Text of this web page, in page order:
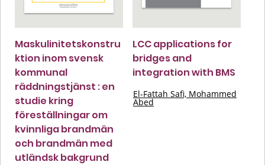
Maskulinitetskonstru
ktion inom svensk
kommunal
räddningstjänst : en
studie kring
föreställningar om
kvinnliga brandmän
och brandmän med
utländsk bakgrund
LCC applications for
bridges and
integration with BMS
El-Fattah Safi, Mohammed
Abed